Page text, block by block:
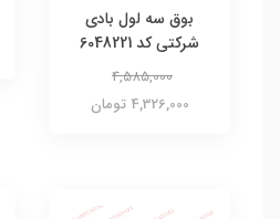
بوق سه لول بادی
شرکتی کد 6048221
4,585,000
4,326,000 تومان